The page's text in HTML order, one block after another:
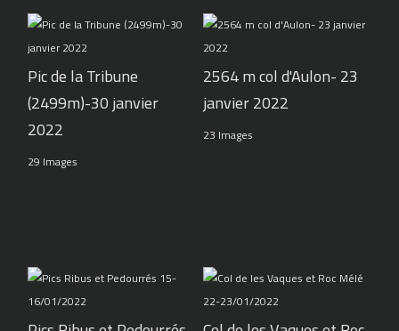
Pic de la Tribune
(2499m)-30 janvier
2022
29 Images
2564 m col d'Aulon- 23
janvier 2022
23 Images